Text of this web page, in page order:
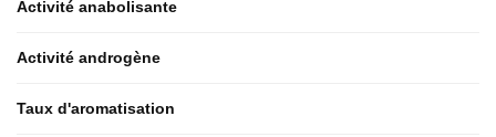
Activité anabolisante
Activité androgène
Taux d'aromatisation